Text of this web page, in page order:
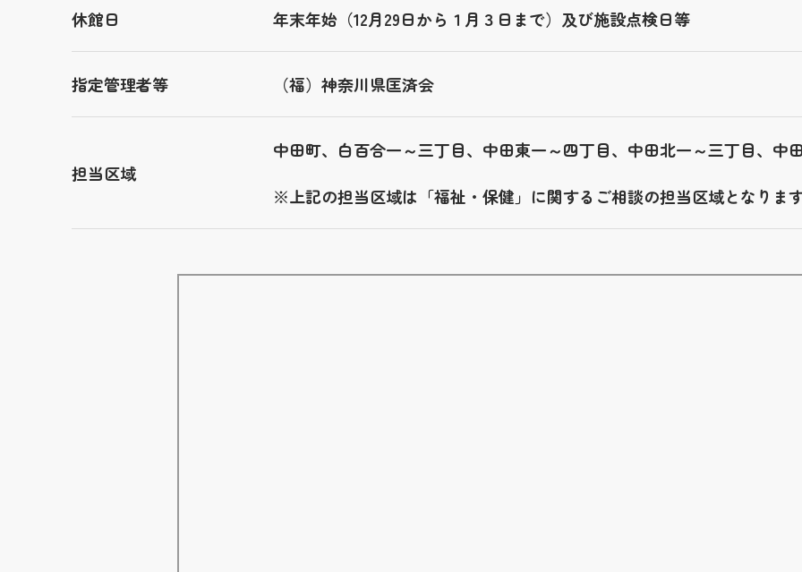
休館日 年末年始（12月29日から１月３日まで）及び施設点検日等
指定管理者等 （福）神奈川県匡済会
担当区域
中田町、白百合一～三丁目、中田東一～四丁目、中田北一～三丁目、中
※上記の担当区域は「福祉・保健」に関するご相談の担当区域となります